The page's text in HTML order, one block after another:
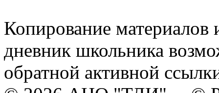
Копирование материалов
дневник школьника
обратной активной